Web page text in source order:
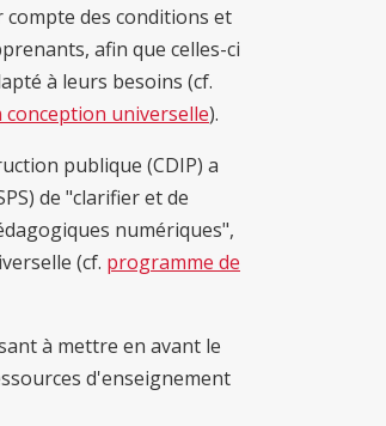
des conditions et
afin que celles-ci
à leurs besoins (cf.
conception universelle).
publique (CDIP) a
de "clarifier et de
numériques",
(cf. programme de
à mettre en avant le
d'enseignement